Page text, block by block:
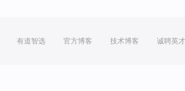
有道智选 官方博客 技术博客 诚聘英才